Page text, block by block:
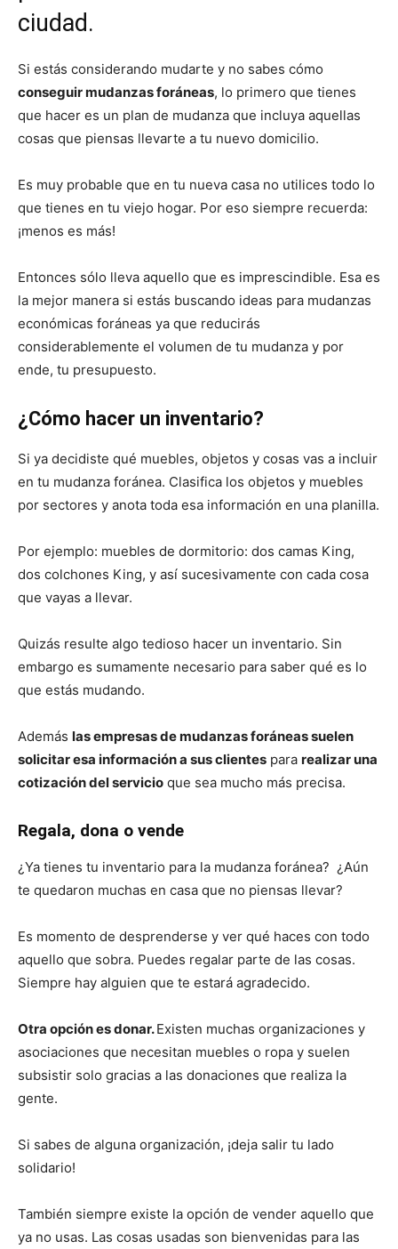
ciudad.
Si estás considerando mudarte y no sabes cómo
conseguir mudanzas foráneas, lo primero que tienes
que hacer es un plan de mudanza que incluya aquellas
cosas que piensas llevarte a tu nuevo domicilio.
Es muy probable que en tu nueva casa no utilices todo lo
que tienes en tu viejo hogar. Por eso siempre recuerda:
¡menos es más!
Entonces sólo lleva aquello que es imprescindible. Esa es
la mejor manera si estás buscando ideas para mudanzas
económicas foráneas ya que reducirás
considerablemente el volumen de tu mudanza y por
ende, tu presupuesto.
¿Cómo hacer un inventario?
Si ya decidiste qué muebles, objetos y cosas vas a incluir
en tu mudanza foránea. Clasifica los objetos y muebles
por sectores y anota toda esa información en una planilla.
Por ejemplo: muebles de dormitorio: dos camas King,
dos colchones King, y así sucesivamente con cada cosa
que vayas a llevar.
Quizás resulte algo tedioso hacer un inventario. Sin
embargo es sumamente necesario para saber qué es lo
que estás mudando.
Además las empresas de mudanzas foráneas suelen
solicitar esa información a sus clientes para realizar una
cotización del servicio que sea mucho más precisa.
Regala, dona o vende
¿Ya tienes tu inventario para la mudanza foránea? ¿Aún
te quedaron muchas en casa que no piensas llevar?
Es momento de desprenderse y ver qué haces con todo
aquello que sobra. Puedes regalar parte de las cosas.
Siempre hay alguien que te estará agradecido.
Otra opción es donar.Existen muchas organizaciones y
asociaciones que necesitan muebles o ropa y suelen
subsistir solo gracias a las donaciones que realiza la
gente.
Si sabes de alguna organización, ¡deja salir tu lado
solidario!
También siempre existe la opción de vender aquello que
ya no usas. Las cosas usadas son bienvenidas para las